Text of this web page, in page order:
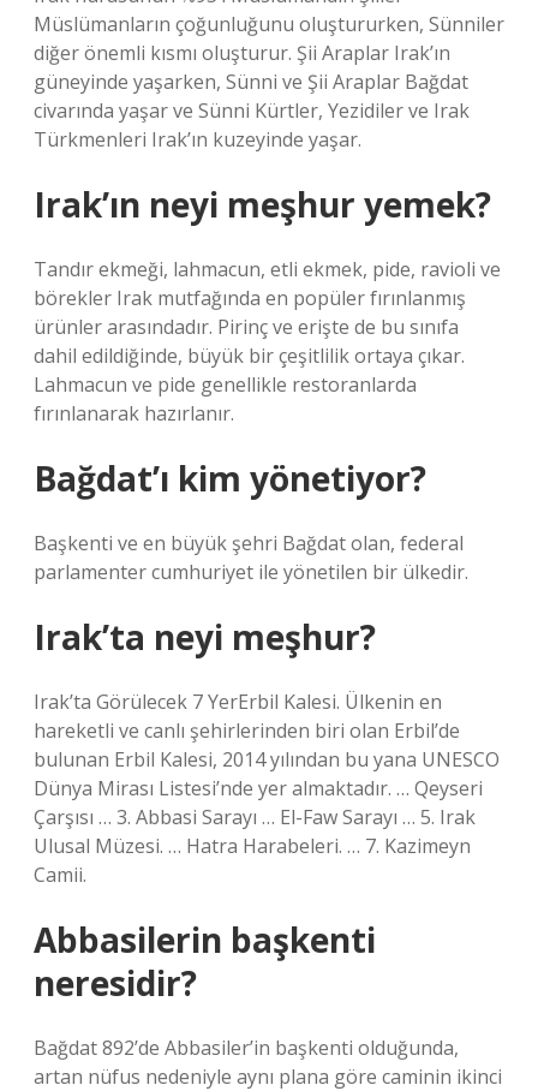
Müslümanların çoğunluğunu oluştururken, Sünniler
diğer önemli kısmı oluşturur. Şii Araplar Irak’ın
güneyinde yaşarken, Sünni ve Şii Araplar Bağdat
civarında yaşar ve Sünni Kürtler, Yezidiler ve Irak
Türkmenleri Irak’ın kuzeyinde yaşar.
Irak’ın neyi meşhur yemek?
Tandır ekmeği, lahmacun, etli ekmek, pide, ravioli ve
börekler Irak mutfağında en popüler fırınlanmış
ürünler arasındadır. Pirinç ve erişte de bu sınıfa
dahil edildiğinde, büyük bir çeşitlilik ortaya çıkar.
Lahmacun ve pide genellikle restoranlarda
fırınlanarak hazırlanır.
Bağdat’ı kim yönetiyor?
Başkenti ve en büyük şehri Bağdat olan, federal
parlamenter cumhuriyet ile yönetilen bir ülkedir.
Irak’ta neyi meşhur?
Irak’ta Görülecek 7 YerErbil Kalesi. Ülkenin en
hareketli ve canlı şehirlerinden biri olan Erbil’de
bulunan Erbil Kalesi, 2014 yılından bu yana UNESCO
Dünya Mirası Listesi’nde yer almaktadır. … Qeyseri
Çarşısı … 3. Abbasi Sarayı … El-Faw Sarayı … 5. Irak
Ulusal Müzesi. … Hatra Harabeleri. … 7. Kazimeyn
Camii.
Abbasilerin başkenti
neresidir?
Bağdat 892’de Abbasiler’in başkenti olduğunda,
artan nüfus nedeniyle aynı plana göre caminin ikinci